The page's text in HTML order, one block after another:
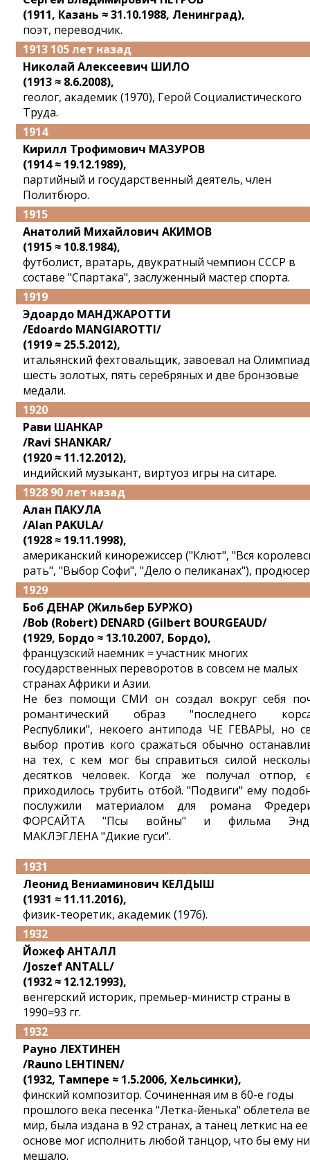
(1911, Казань ≈ 31.10.1988, Ленинград),
поэт, переводчик.
1913 105 лет назад
Николай Алексеевич ШИЛО
(1913 ≈ 8.6.2008),
геолог, академик (1970), Герой Социалистического
Труда.
1914
Кирилл Трофимович МАЗУРОВ
(1914 ≈ 19.12.1989),
партийный и государственный деятель, член
Политбюро.
1915
Анатолий Михайлович АКИМОВ
(1915 ≈ 10.8.1984),
футболист, вратарь, двукратный чемпион СССР в
составе "Cпартака", заслуженный мастер спорта.
1919
Эдоардо МАНДЖАРОТТИ
/Edoardo MANGIAROTTI/
(1919 ≈ 25.5.2012),
итальянский фехтовальщик, завоевал на
шесть золотых, пять серебряных и две бронзовые
медали.
1920
Рави ШАНКАР
/Ravi SHANKAR/
(1920 ≈ 11.12.2012),
индийский музыкант, виртуоз игры на ситаре.
1928 90 лет назад
Алан ПАКУЛА
/Alan PAKULA/
(1928 ≈ 19.11.1998),
американский кинорежиссер ("Клют", "Вся
рать", "Выбор Софи", "Дело о пеликанах"),
1929
Боб ДЕНАР (Жильбер БУРЖО)
/Bob (Robert) DENARD (Gilbert BOURGEAUD/
(1929, Бордо ≈ 13.10.2007, Бордо),
французский наемник ≈ участник многих
государственных переворотов в совсем не малых
странах Африки и Азии.
Не без помощи СМИ он создал вокруг себя
романтический образ "последнего
Республики", некоего антипода ЧЕ ГЕВАРЫ, но
выбор против кого сражаться обычно
на тех, с кем мог бы справиться силой
десятков человек. Когда же получал отпор,
приходилось трубить отбой. "Подвиги" ему
послужили материалом для романа
ФОРСАЙТА "Псы войны" и фильма
МАКЛЭГЛЕНА "Дикие гуси".
1931
Леонид Вениаминович КЕЛДЫШ
(1931 ≈ 11.11.2016),
физик-теоретик, академик (1976).
1932
Йожеф АНТАЛЛ
/Joszef ANTALL/
(1932 ≈ 12.12.1993),
венгерский историк, премьер-министр страны в
1990≈93 гг.
1932
Рауно ЛЕХТИНЕН
/Rauno LEHTINEN/
(1932, Тампере ≈ 1.5.2006, Хельсинки),
финский композитор. Сочиненная им в 60-е годы
прошлого века песенка "Летка-йенька" облетела
мир, была издана в 92 странах, а танец леткис на ее
основе мог исполнить любой танцор, что бы ему ни
мешало.